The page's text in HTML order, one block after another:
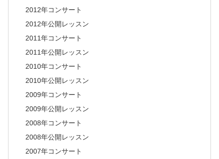
2012年コンサート
2012年公開レッスン
2011年コンサート
2011年公開レッスン
2010年コンサート
2010年公開レッスン
2009年コンサート
2009年公開レッスン
2008年コンサート
2008年公開レッスン
2007年コンサート